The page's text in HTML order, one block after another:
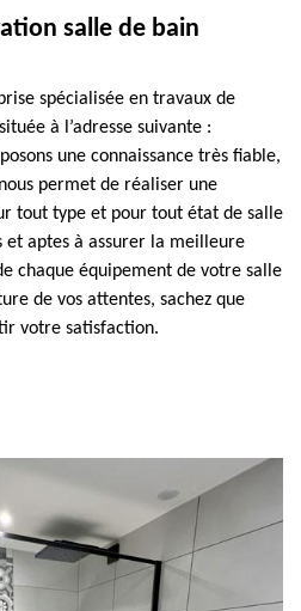
salle de bain
spécialisée en travaux de
à l’adresse suivante :
une connaissance très fiable,
permet de réaliser une
tout type et pour tout état de salle
et aptes à assurer la meilleure
chaque équipement de votre salle
de vos attentes, sachez que
votre satisfaction.